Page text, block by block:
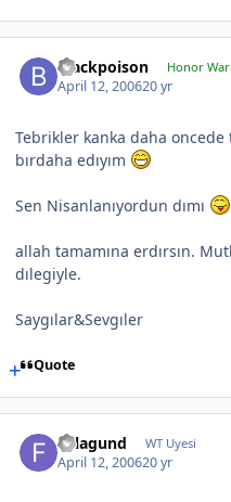
Blackpoison Honor
April 12, 200620 yr
Tebrikler kanka daha oncede
bırdaha edıyım
Sen Nisanlanıyordun dımı
allah tamamına erdırsın.
dılegiyle.
Saygılar&Sevgıler
Quote
Felagund WT Uyesi
April 12, 200620 yr